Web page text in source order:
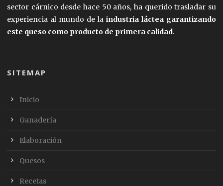
sector cárnico desde hace 50 años, ha querido trasladar su
experiencia al mundo de la industria láctea garantizando
este queso como producto de primera calidad.
SITEMAP
Inicio
Ganadería
Elaboración
Quesos
Recetas